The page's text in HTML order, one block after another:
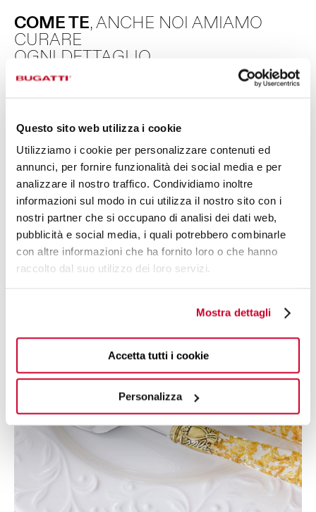
Questo sito web utilizza i cookie
Utilizziamo i cookie per personalizzare contenuti ed
annunci, per fornire funzionalità dei social media e per
analizzare il nostro traffico. Condividiamo inoltre
informazioni sul modo in cui utilizza il nostro sito con i
nostri partner che si occupano di analisi dei dati web,
pubblicità e social media, i quali potrebbero combinarle
con altre informazioni che ha fornito loro o che hanno
raccolto dal suo utilizzo dei loro servizi.
Mostra dettagli
Accetta tutti i cookie
Personalizza
COME TE, ANCHE NOI AMIAMO
CURARE
OGNI DETTAGLIO.
La linea di posate colorate Oxford nasce dall’incontro tra
stemma; un dettaglio disponibile in versione lucida,
dorata e argento antico. L’elegante manico viene lavorato
manualmente tramite lastre in acrilico che contribuiscono
all’unicità di ogni pezzo rendendolo unico e differente per
venature e densità di pagliuzze. Sono disponibili oltre 50
referenze, per soddisfare ogni tua singola esigenza.